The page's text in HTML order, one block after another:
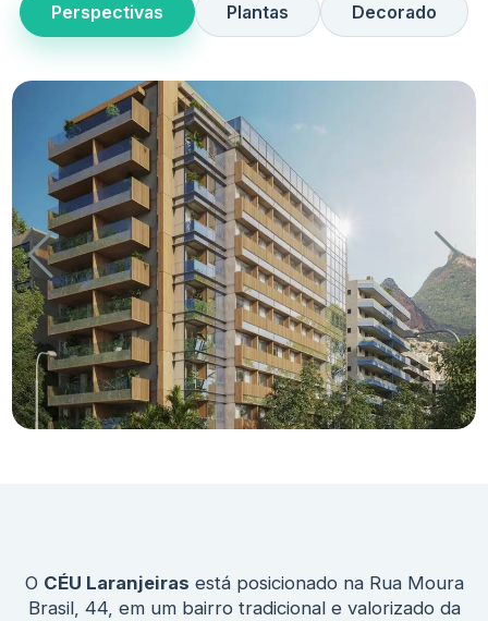
Perspectivas Plantas Decorado
O CÉU Laranjeiras está posicionado na Rua Moura
Brasil, 44, em um bairro tradicional e valorizado da